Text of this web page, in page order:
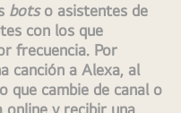
bots o asistentes de
con los que
frecuencia. Por
canción a Alexa, al
que cambie de canal o
online y recibir una